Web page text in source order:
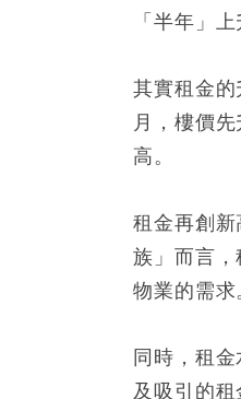
「半年」上
其實租金
月，樓價
高。
租金再創
族」而言
物業的需求
同時，租
及吸引的